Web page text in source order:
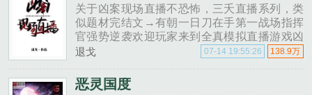
关于凶案现场直播不恐怖，三夭直播系列，类
似题材完结文→有朝一日刀在手第一战场指挥
官强势逆袭欢迎玩家来到全真模拟直播游戏凶
案现场解析（新人资格测试），您申请的身份
设......
退戈 138.9万
07-14 19:55:26
恶灵国度